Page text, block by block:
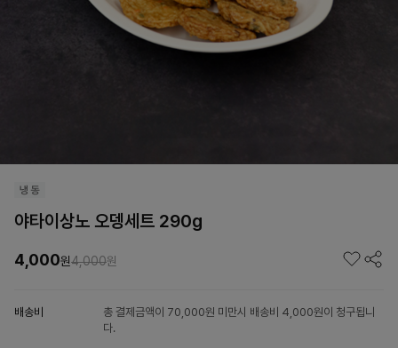
야타이상노 오뎅세트 290g
4,000원4,000원
배송비
총 결제금액이 70,000원 미만시 배송비 4,000원이 청구됩니
다.